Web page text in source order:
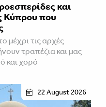
και
Κύπρου που
μέχρι τις αρχές
τραπέζια και μας
και χορό
22 August 2026